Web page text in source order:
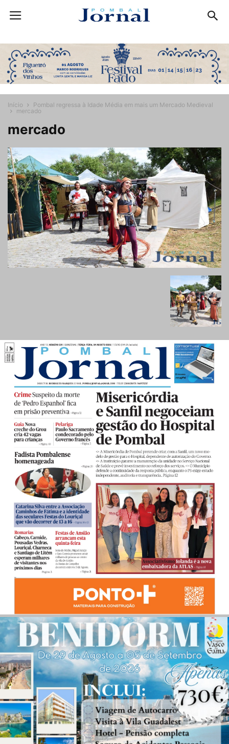
Início
Pombal regressa à Idade Média em mais um Mercado Medieval
mercado
mercado